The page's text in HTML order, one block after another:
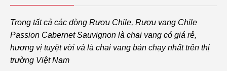
Trong tất cả các dòng Rượu Chile, Rượu vang Chile
Passion Cabernet Sauvignon là chai vang có giá rẻ,
hương vị tuyệt vời và là chai vang bán chạy nhất trên thị
trường Việt Nam